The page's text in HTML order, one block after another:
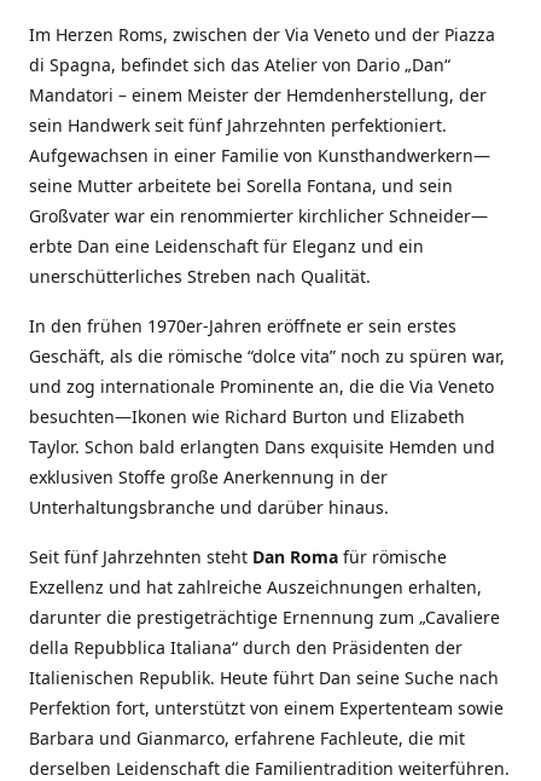
Im Herzen Roms, zwischen der Via Veneto und der Piazza
di Spagna, befindet sich das Atelier von Dario „Dan“
Mandatori – einem Meister der Hemdenherstellung, der
sein Handwerk seit fünf Jahrzehnten perfektioniert.
Aufgewachsen in einer Familie von Kunsthandwerkern—
seine Mutter arbeitete bei Sorella Fontana, und sein
Großvater war ein renommierter kirchlicher Schneider—
erbte Dan eine Leidenschaft für Eleganz und ein
unerschütterliches Streben nach Qualität.
In den frühen 1970er-Jahren eröffnete er sein erstes
Geschäft, als die römische “dolce vita” noch zu spüren war,
und zog internationale Prominente an, die die Via Veneto
besuchten—Ikonen wie Richard Burton und Elizabeth
Taylor. Schon bald erlangten Dans exquisite Hemden und
exklusiven Stoffe große Anerkennung in der
Unterhaltungsbranche und darüber hinaus.
Seit fünf Jahrzehnten steht Dan Roma für römische
Exzellenz und hat zahlreiche Auszeichnungen erhalten,
darunter die prestigeträchtige Ernennung zum „Cavaliere
della Repubblica Italiana“ durch den Präsidenten der
Italienischen Republik. Heute führt Dan seine Suche nach
Perfektion fort, unterstützt von einem Expertenteam sowie
Barbara und Gianmarco, erfahrene Fachleute, die mit
derselben Leidenschaft die Familientradition weiterführen.